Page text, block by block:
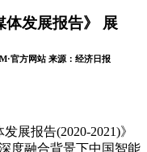
体发展报告》 展
官方网站 来源： 经济日报
报告(2020-2021)》
度融合背景下中国智能